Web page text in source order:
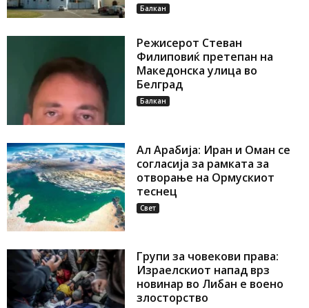
Балкан
Режисерот Стеван
Филиповиќ претепан на
Македонска улица во
Белград
Балкан
Ал Арабија: Иран и Оман се
согласија за рамката за
отворање на Ормускиот
теснец
Свет
Групи за човекови права:
Израелскиот напад врз
новинар во Либан е воено
злосторство